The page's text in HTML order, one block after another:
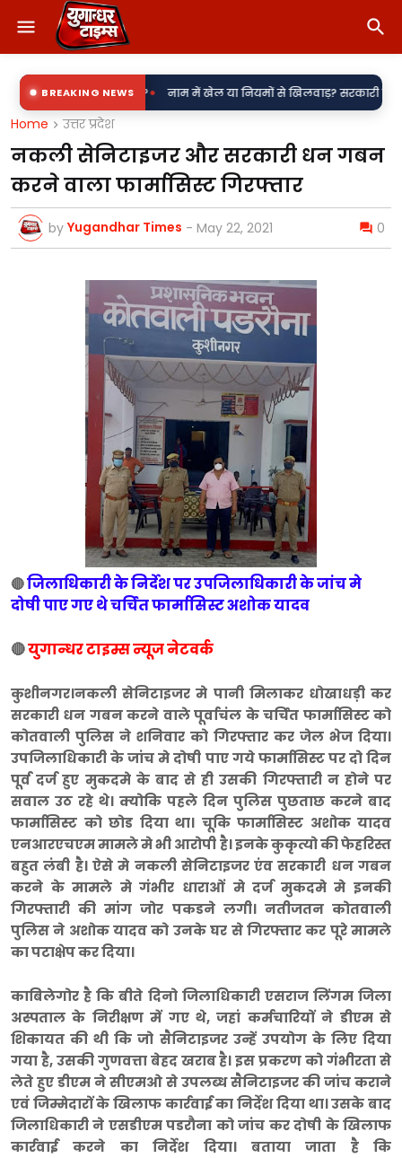
BREAKING NEWS
उपकेंद्र?• नाम में खेल या नियमों से खिलवाड़? सरकारी शिलापट्टों पर 'किरन'
Home उत्तर प्रदेश
नकली सेनिटाइजर और सरकारी धन गबन
करने वाला फार्मासिस्ट गिरफ्तार
by Yugandhar Times - May 22, 2021 0
🔴जिलाधिकारी के निर्देश पर उपजिलाधिकारी के जांच मे
दोषी पाए गए थे चर्चित फार्मासिस्ट अशोक यादव
🔴युगान्धर टाइम्स न्यूज नेटवर्क
कुशीनगर।नकली सेनिटाइजर मे पानी मिलाकर धोखाधड़ी कर
सरकारी धन गबन करने वाले पूर्वाचंल के चर्चित फार्मासिस्ट को
कोतवाली पुलिस ने शनिवार को गिरफ्तार कर जेल भेज दिया।
उपजिलाधिकारी के जांच मे दोषी पाए गये फार्मासिस्ट पर दो दिन
पूर्व दर्ज हुए मुकदमे के बाद से ही उसकी गिरफ्तारी न होने पर
सवाल उठ रहे थे। क्योकि पहले दिन पुलिस पुछताछ करने बाद
फार्मासिस्ट को छोड दिया था। चूकि फार्मासिस्ट अशोक यादव
एनआरएचएम मामले मे भी आरोपी है। इनके कुकृत्यो की फेहरिस्त
बहुत लंबी है। ऐसे मे नकली सेनिटाइजर एंव सरकारी धन गबन
करने के मामले मे गंभीर धाराओं मे दर्ज मुकदमे मे इनकी
गिरफ्तारी की मांग जोर पकडने लगी। नतीजतन कोतवाली
पुलिस ने अशोक यादव को उनके घर से गिरफ्तार कर पूरे मामले
का पटाक्षेप कर दिया।
काबिलेगोर है कि बीते दिनो जिलाधिकारी एसराज लिंगम जिला
अस्पताल के निरीक्षण में गए थे, जहां कर्मचारियों ने डीएम से
शिकायत की थी कि जो सैनिटाइजर उन्हें उपयोग के लिए दिया
गया है, उसकी गुणवत्ता बेहद खराब है। इस प्रकरण को गंभीरता से
लेते हुए डीएम ने सीएमओ से उपलब्ध सैनिटाइजर की जांच कराने
एवं जिम्मेदारों के खिलाफ कार्रवाई का निर्देश दिया था। उसके बाद
जिलाधिकारी ने एसडीएम पडरौना को जांच कर दोषी के खिलाफ
कार्रवाई करने का निर्देश दिया। बताया जाता है कि